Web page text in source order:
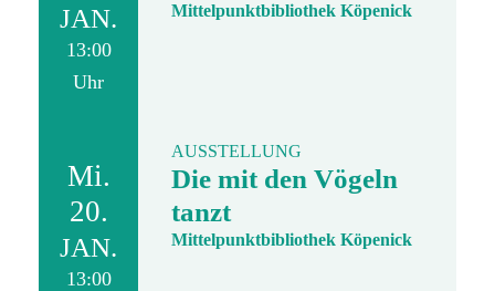
JAN.
13:00
Uhr
Mittelpunktbibliothek Köpenick
Mi.
20.
JAN.
13:00
AUSSTELLUNG
Die mit den Vögeln
tanzt
Mittelpunktbibliothek Köpenick